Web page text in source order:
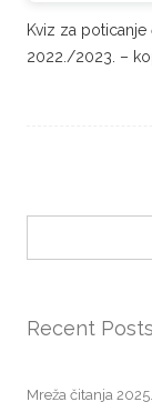
Kviz za
2022./2023. –
Pretraga
Recent Posts
Mreža čitanja